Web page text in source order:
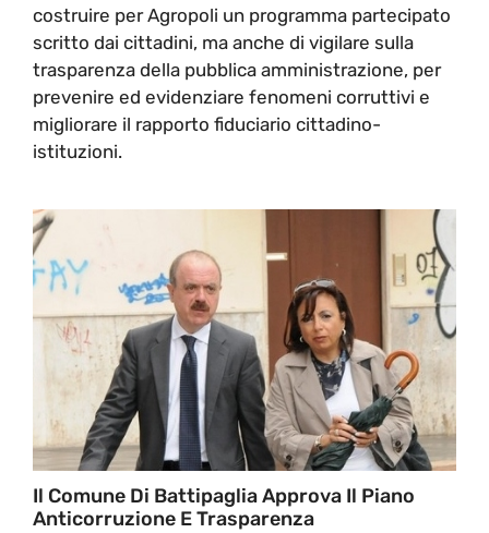
costruire per Agropoli un programma partecipato
scritto dai cittadini, ma anche di vigilare sulla
trasparenza della pubblica amministrazione, per
prevenire ed evidenziare fenomeni corruttivi e
migliorare il rapporto fiduciario cittadino-
istituzioni.
Il Comune Di Battipaglia Approva Il Piano
Anticorruzione E Trasparenza